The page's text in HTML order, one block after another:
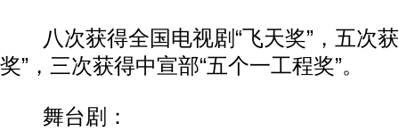
八次获得全国电视剧“飞天奖”，五次获
奖”，三次获得中宣部“五个一工程奖”。
舞台剧：